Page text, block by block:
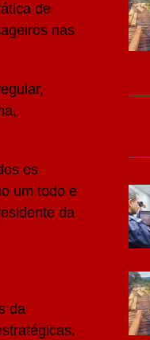
de
nas
os
um todo e
da
da